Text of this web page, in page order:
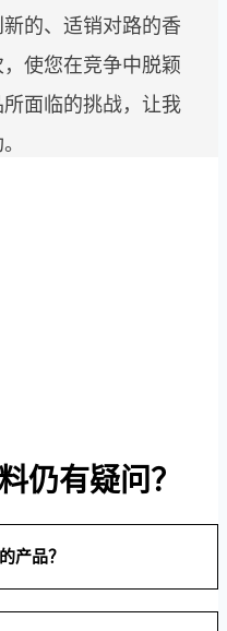
的、适销对路的香
使您在竞争中脱颖
面临的挑战，让我
仍有疑问？
产品？